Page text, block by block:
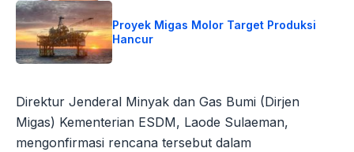
Proyek Migas Molor Target Produksi
Hancur
Direktur Jenderal Minyak dan Gas Bumi (Dirjen
Migas) Kementerian ESDM, Laode Sulaeman,
mengonfirmasi rencana tersebut dalam